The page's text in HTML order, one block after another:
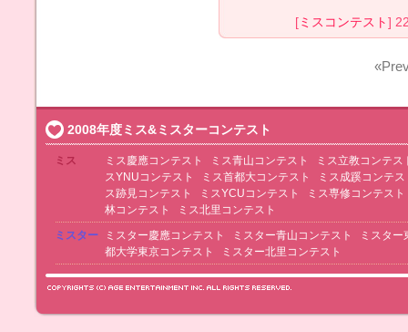
[ ミスコンテスト ]
2008年度ミス&ミスターコンテスト
ミス ミス慶應コンテスト ミス青山コンテスト
ミス立教コンテス
スYNUコンテスト
ミス首都大コンテスト
ミス成蹊コンテス
ス跡見コンテスト
ミスYCUコンテスト
ミス専修コンテスト
林コンテスト
ミス北里コンテスト
ミスター
ミスター慶應コンテスト ミスター青山コンテスト
ミスター
都大学東京コンテスト
ミスター北里コンテスト